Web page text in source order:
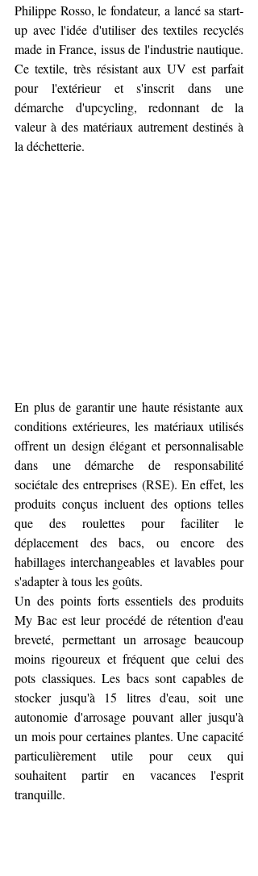
Philippe Rosso, le fondateur, a lancé sa start-
up avec l'idée d'utiliser des textiles recyclés
made in France, issus de l'industrie nautique.
Ce textile, très résistant aux UV est parfait
pour l'extérieur et s'inscrit dans une
démarche d'upcycling, redonnant de la
valeur à des matériaux autrement destinés à
la déchetterie.
En plus de garantir une haute résistante aux
conditions extérieures, les matériaux utilisés
offrent un design élégant et personnalisable
dans une démarche de responsabilité
sociétale des entreprises (RSE). En effet, les
produits conçus incluent des options telles
que des roulettes pour faciliter le
déplacement des bacs, ou encore des
habillages interchangeables et lavables pour
s'adapter à tous les goûts.
Un des points forts essentiels des produits
My Bac est leur procédé de rétention d'eau
breveté, permettant un arrosage beaucoup
moins rigoureux et fréquent que celui des
pots classiques. Les bacs sont capables de
stocker jusqu'à 15 litres d'eau, soit une
autonomie d'arrosage pouvant aller jusqu'à
un mois pour certaines plantes. Une capacité
particulièrement utile pour ceux qui
souhaitent partir en vacances l'esprit
tranquille.